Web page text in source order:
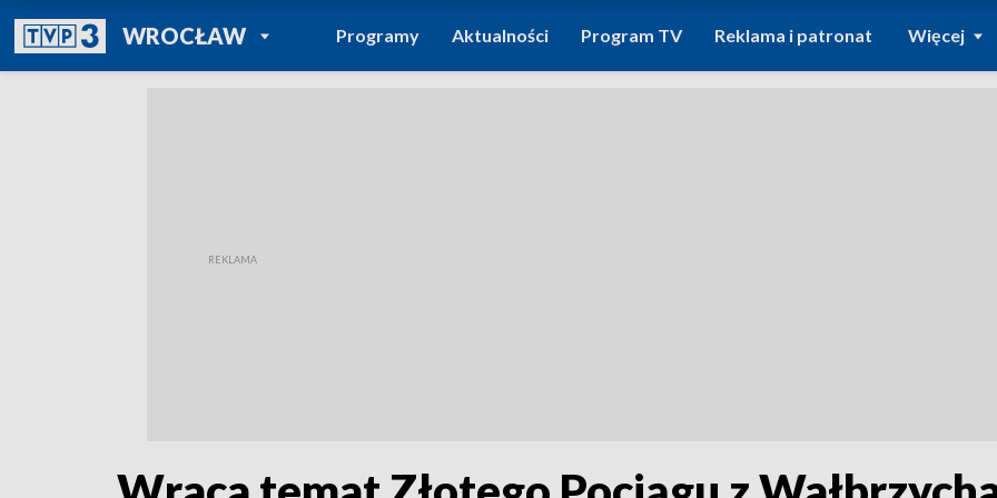
WROCŁAWPOWRÓT DO
TVP REGIONY
Programy Aktualności Program TV Reklama i patronat Więcej